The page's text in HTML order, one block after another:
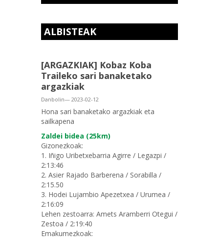
ALBISTEAK
[ARGAZKIAK] Kobaz Koba
Traileko sari banaketako
argazkiak
Danbolin— 2023-02-12
Hona sari banaketako argazkiak eta
sailkapena
Zaldei bidea (25km)
Gizonezkoak:
1. Iñigo Uribetxebarria Agirre / Legazpi /
2:13:46
2. Asier Rajado Barberena / Sorabilla /
2:15.50
3. Hodei Lujambio Apezetxea / Urumea /
2:16:09
Lehen zestoarra: Amets Aramberri Otegui /
Zestoa / 2:19:40
Emakumezkoak: